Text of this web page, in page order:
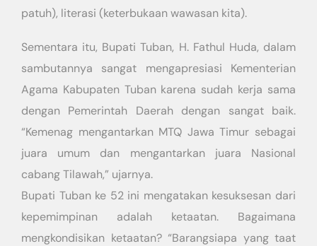
patuh), literasi (keterbukaan wawasan kita).
Sementara itu, Bupati Tuban, H. Fathul Huda, dalam
sambutannya sangat mengapresiasi Kementerian
Agama Kabupaten Tuban karena sudah kerja sama
dengan Pemerintah Daerah dengan sangat baik.
“Kemenag mengantarkan MTQ Jawa Timur sebagai
juara umum dan mengantarkan juara Nasional
cabang Tilawah,” ujarnya.
Bupati Tuban ke 52 ini mengatakan kesuksesan dari
kepemimpinan adalah ketaatan. Bagaimana
mengkondisikan ketaatan? “Barangsiapa yang taat